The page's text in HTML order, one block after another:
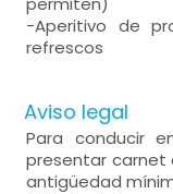
-Aperitivo de
refrescos
Aviso legal
Para conducir
presentar carnet
antigüedad